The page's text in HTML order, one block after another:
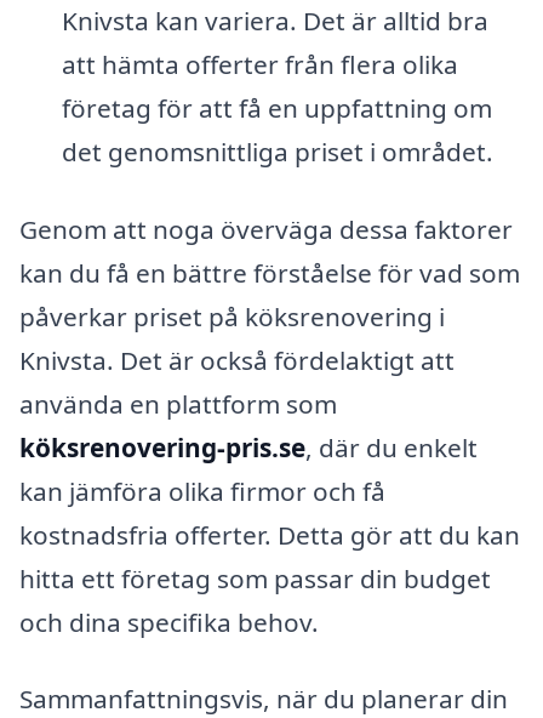
Knivsta kan variera. Det är alltid bra
att hämta offerter från flera olika
företag för att få en uppfattning om
det genomsnittliga priset i området.
Genom att noga överväga dessa faktorer
kan du få en bättre förståelse för vad som
påverkar priset på köksrenovering i
Knivsta. Det är också fördelaktigt att
använda en plattform som
köksrenovering-pris.se, där du enkelt
kan jämföra olika firmor och få
kostnadsfria offerter. Detta gör att du kan
hitta ett företag som passar din budget
och dina specifika behov.
Sammanfattningsvis, när du planerar din